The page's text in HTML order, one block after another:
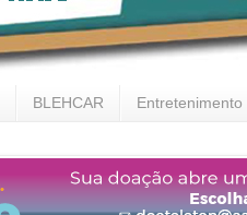
BLEHCAR Entretenimento